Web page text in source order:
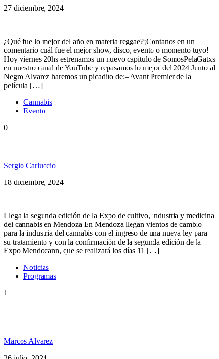
27 diciembre, 2024
¿Qué fue lo mejor del año en materia reggae?¡Contanos en un
comentario cuál fue el mejor show, disco, evento o momento tuyo!
Hoy viernes 20hs estrenamos un nuevo capitulo de SomosPelaGatxs
en nuestro canal de YouTube y repasamos lo mejor del 2024 Junto al
Negro Alvarez haremos un picadito de:– Avant Premier de la
película […]
Cannabis
Evento
0
Sergio Carluccio
18 diciembre, 2024
Llega la segunda edición de la Expo de cultivo, industria y medicina
del cannabis en Mendoza En Mendoza llegan vientos de cambio
para la industria del cannabis con el ingreso de una nueva ley para
su tratamiento y con la confirmación de la segunda edición de la
Expo Mendocann, que se realizará los días 11 […]
Noticias
Programas
1
Marcos Alvarez